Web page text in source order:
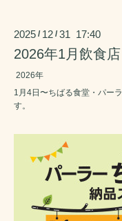
2025 / 12 /31 17:40
2026年1月飲食店
2026年
1月4日〜ちばる食堂・パー
す。